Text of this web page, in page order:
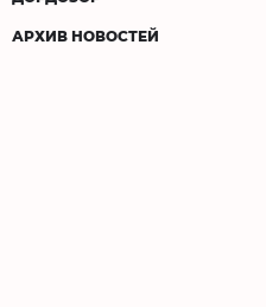
АРХИВ НОВОСТЕЙ